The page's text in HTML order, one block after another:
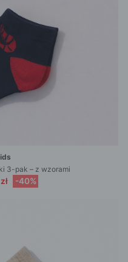
3-pak – z wzorami
-40%